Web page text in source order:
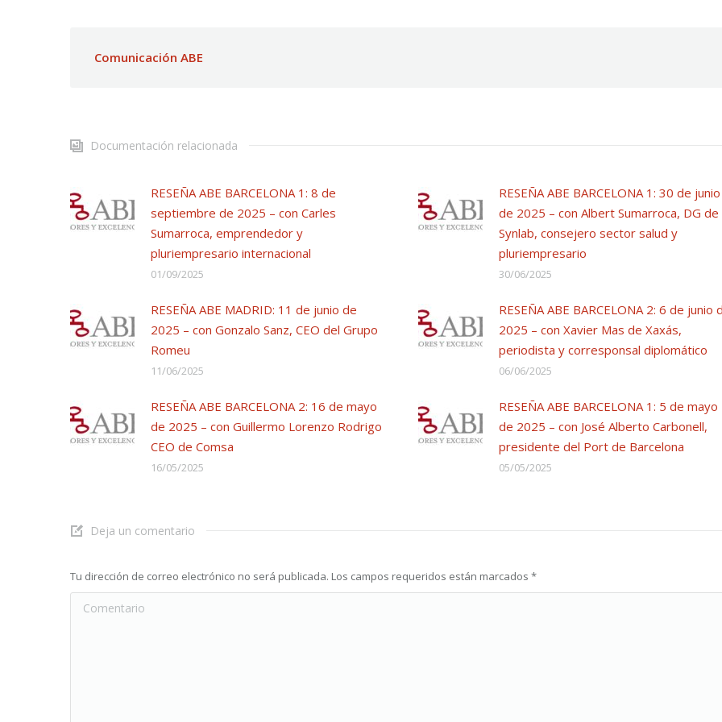
Comunicación ABE
Documentación relacionada
RESEÑA ABE BARCELONA 1: 8 de
septiembre de 2025 – con Carles
Sumarroca, emprendedor y
pluriempresario internacional
01/09/2025
RESEÑA ABE BARCELONA 1: 30 de junio
de 2025 – con Albert Sumarroca, DG de
Synlab, consejero sector salud y
pluriempresario
30/06/2025
RESEÑA ABE MADRID: 11 de junio de
2025 – con Gonzalo Sanz, CEO del Grupo
Romeu
11/06/2025
RESEÑA ABE BARCELONA 2: 6 de junio
2025 – con Xavier Mas de Xaxás,
periodista y corresponsal diplomático
06/06/2025
RESEÑA ABE BARCELONA 2: 16 de mayo
de 2025 – con Guillermo Lorenzo Rodrigo
CEO de Comsa
16/05/2025
RESEÑA ABE BARCELONA 1: 5 de mayo
de 2025 – con José Alberto Carbonell,
presidente del Port de Barcelona
05/05/2025
Deja un comentario
Tu dirección de correo electrónico no será publicada. Los campos requeridos están marcados *
Comentario